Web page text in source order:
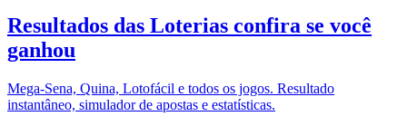
Anuncie no Portal
Cadastrar Empresa
Divulgar Vagas
Política
Resultados das Loterias confira se você
ganhou
Mega-Sena, Quina, Lotofácil e todos os jogos. Resultado
instantâneo, simulador de apostas e estatísticas.